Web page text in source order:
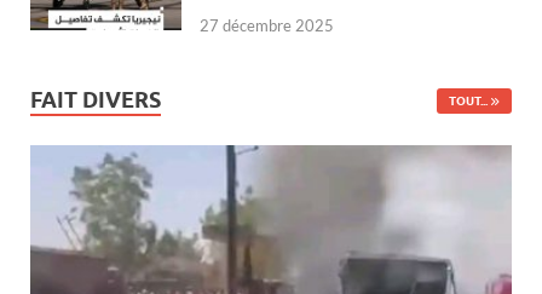
27 décembre 2025
FAIT DIVERS TOUT...